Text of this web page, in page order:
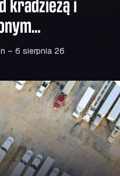
– 6 sierpnia 26
ciężarowych: